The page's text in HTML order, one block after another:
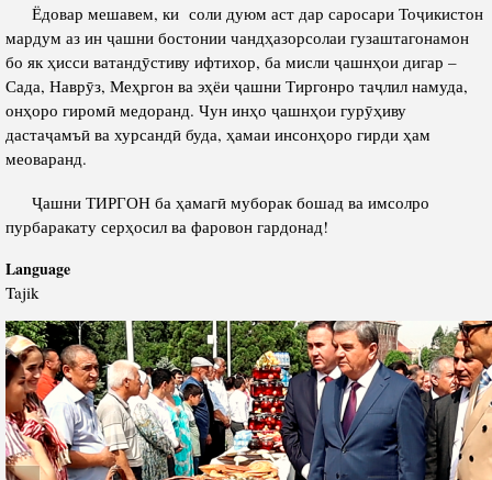
Ёдовар мешавем, ки соли дуюм аст дар саросари Тоҷикистон
мардум аз ин ҷашни бостонии чандҳазорсолаи гузаштагонамон
бо як ҳисси ватандӯстиву ифтихор, ба мисли ҷашнҳои дигар –
Сада, Наврӯз, Меҳргон ва эҳёи ҷашни Тиргонро таҷлил намуда,
онҳоро гиромӣ медоранд. Чун инҳо ҷашнҳои гурӯҳиву
дастаҷамъӣ ва хурсандӣ буда, ҳамаи инсонҳоро гирди ҳам
меоваранд.
Ҷашни ТИРГОН ба ҳамагӣ муборак бошад ва имсолро
пурбаракату серҳосил ва фаровон гардонад!
Language
Tajik